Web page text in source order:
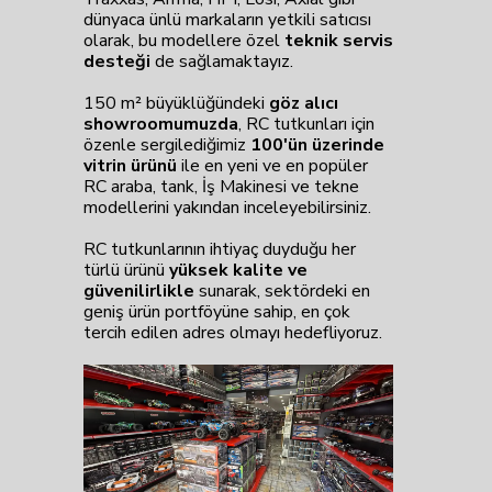
dünyaca ünlü markaların yetkili satıcısı
olarak, bu modellere özel teknik servis
desteği de sağlamaktayız.
150 m² büyüklüğündeki göz alıcı
showroomumuzda, RC tutkunları için
özenle sergilediğimiz 100'ün üzerinde
vitrin ürünü ile en yeni ve en popüler
RC araba, tank, İş Makinesi ve tekne
modellerini yakından inceleyebilirsiniz.
RC tutkunlarının ihtiyaç duyduğu her
türlü ürünü yüksek kalite ve
güvenilirlikle sunarak, sektördeki en
geniş ürün portföyüne sahip, en çok
tercih edilen adres olmayı hedefliyoruz.